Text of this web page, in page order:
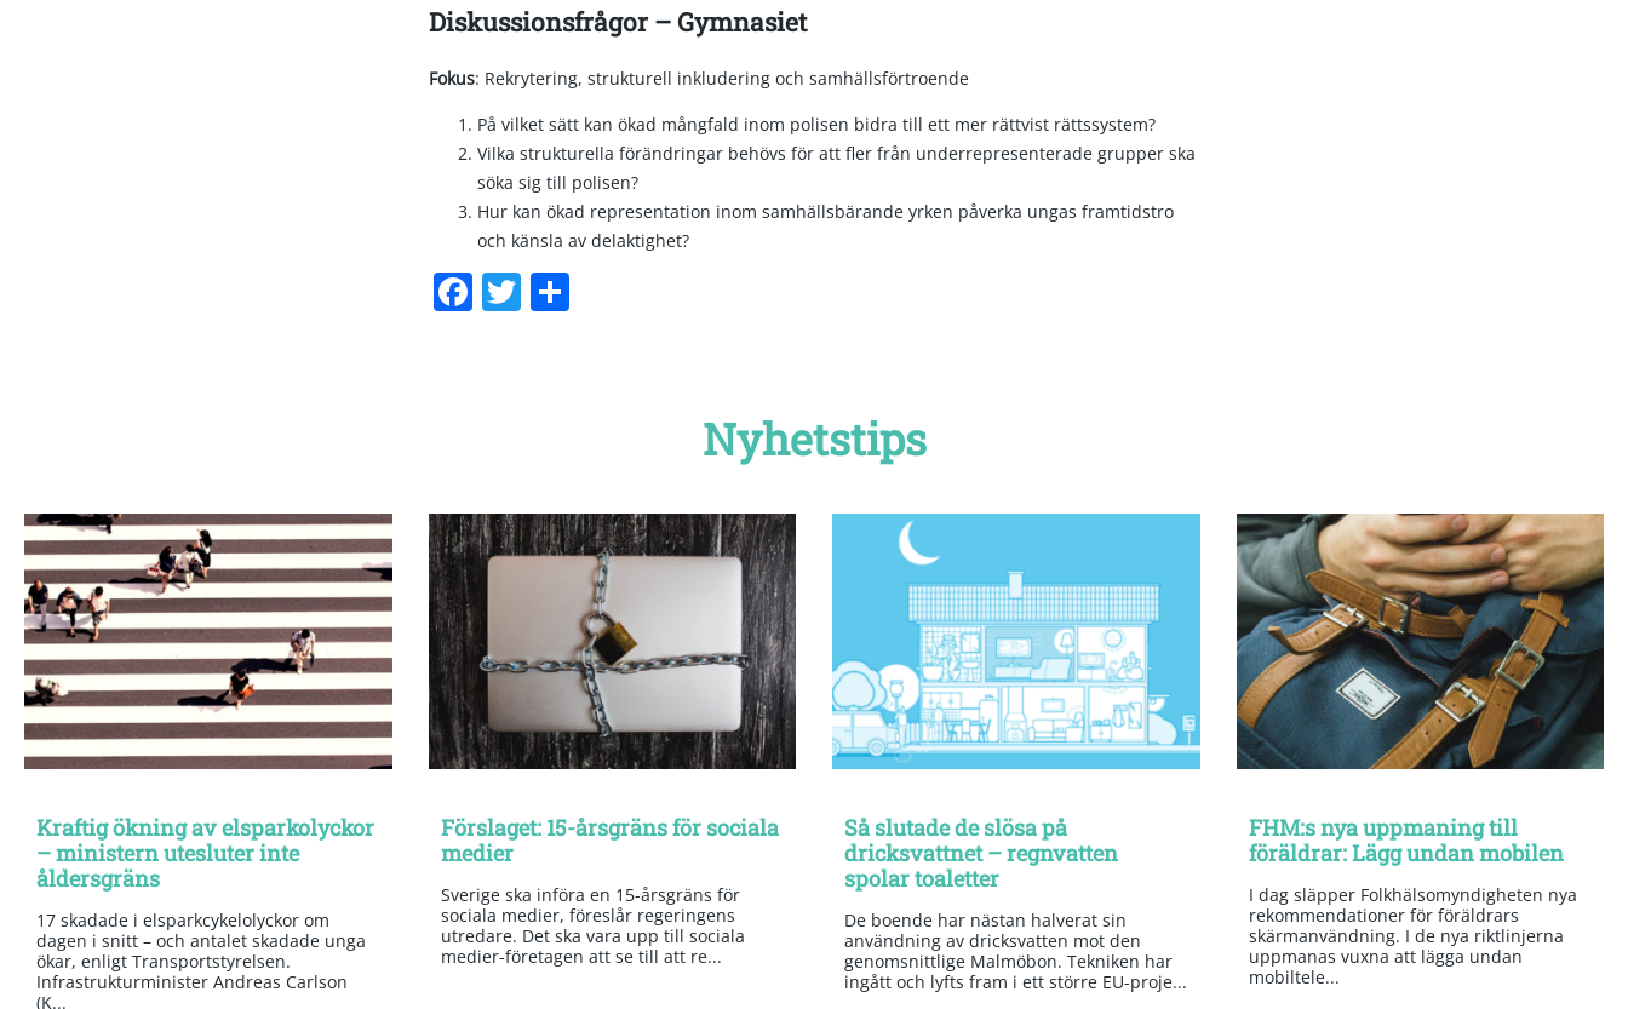
Diskussionsfrågor – Gymnasiet
Fokus: Rekrytering, strukturell inkludering och samhällsförtroende
På vilket sätt kan ökad mångfald inom polisen bidra till ett mer rättvist rättssystem?
Vilka strukturella förändringar behövs för att fler från underrepresenterade grupper ska
söka sig till polisen?
Hur kan ökad representation inom samhällsbärande yrken påverka ungas framtidstro
och känsla av delaktighet?
Facebook
Twitter
Dela
Nyhetstips
Kraftig ökning av elsparkolyckor
– ministern utesluter inte
åldersgräns
17 skadade i elsparkcykelolyckor om
dagen i snitt – och antalet skadade unga
ökar, enligt Transportstyrelsen.
Infrastrukturminister Andreas Carlson
(K...
Förslaget: 15-årsgräns för sociala
medier
Sverige ska införa en 15-årsgräns för
sociala medier, föreslår regeringens
utredare. Det ska vara upp till sociala
medier-företagen att se till att re...
Så slutade de slösa på
dricksvattnet – regnvatten
spolar toaletter
De boende har nästan halverat sin
användning av dricksvatten mot den
genomsnittlige Malmöbon. Tekniken har
ingått och lyfts fram i ett större EU-proje...
FHM:s nya uppmaning till
föräldrar: Lägg undan mobilen
I dag släpper Folkhälsomyndigheten nya
rekommendationer för föräldrars
skärmanvändning. I de nya riktlinjerna
uppmanas vuxna att lägga undan
mobiltele...